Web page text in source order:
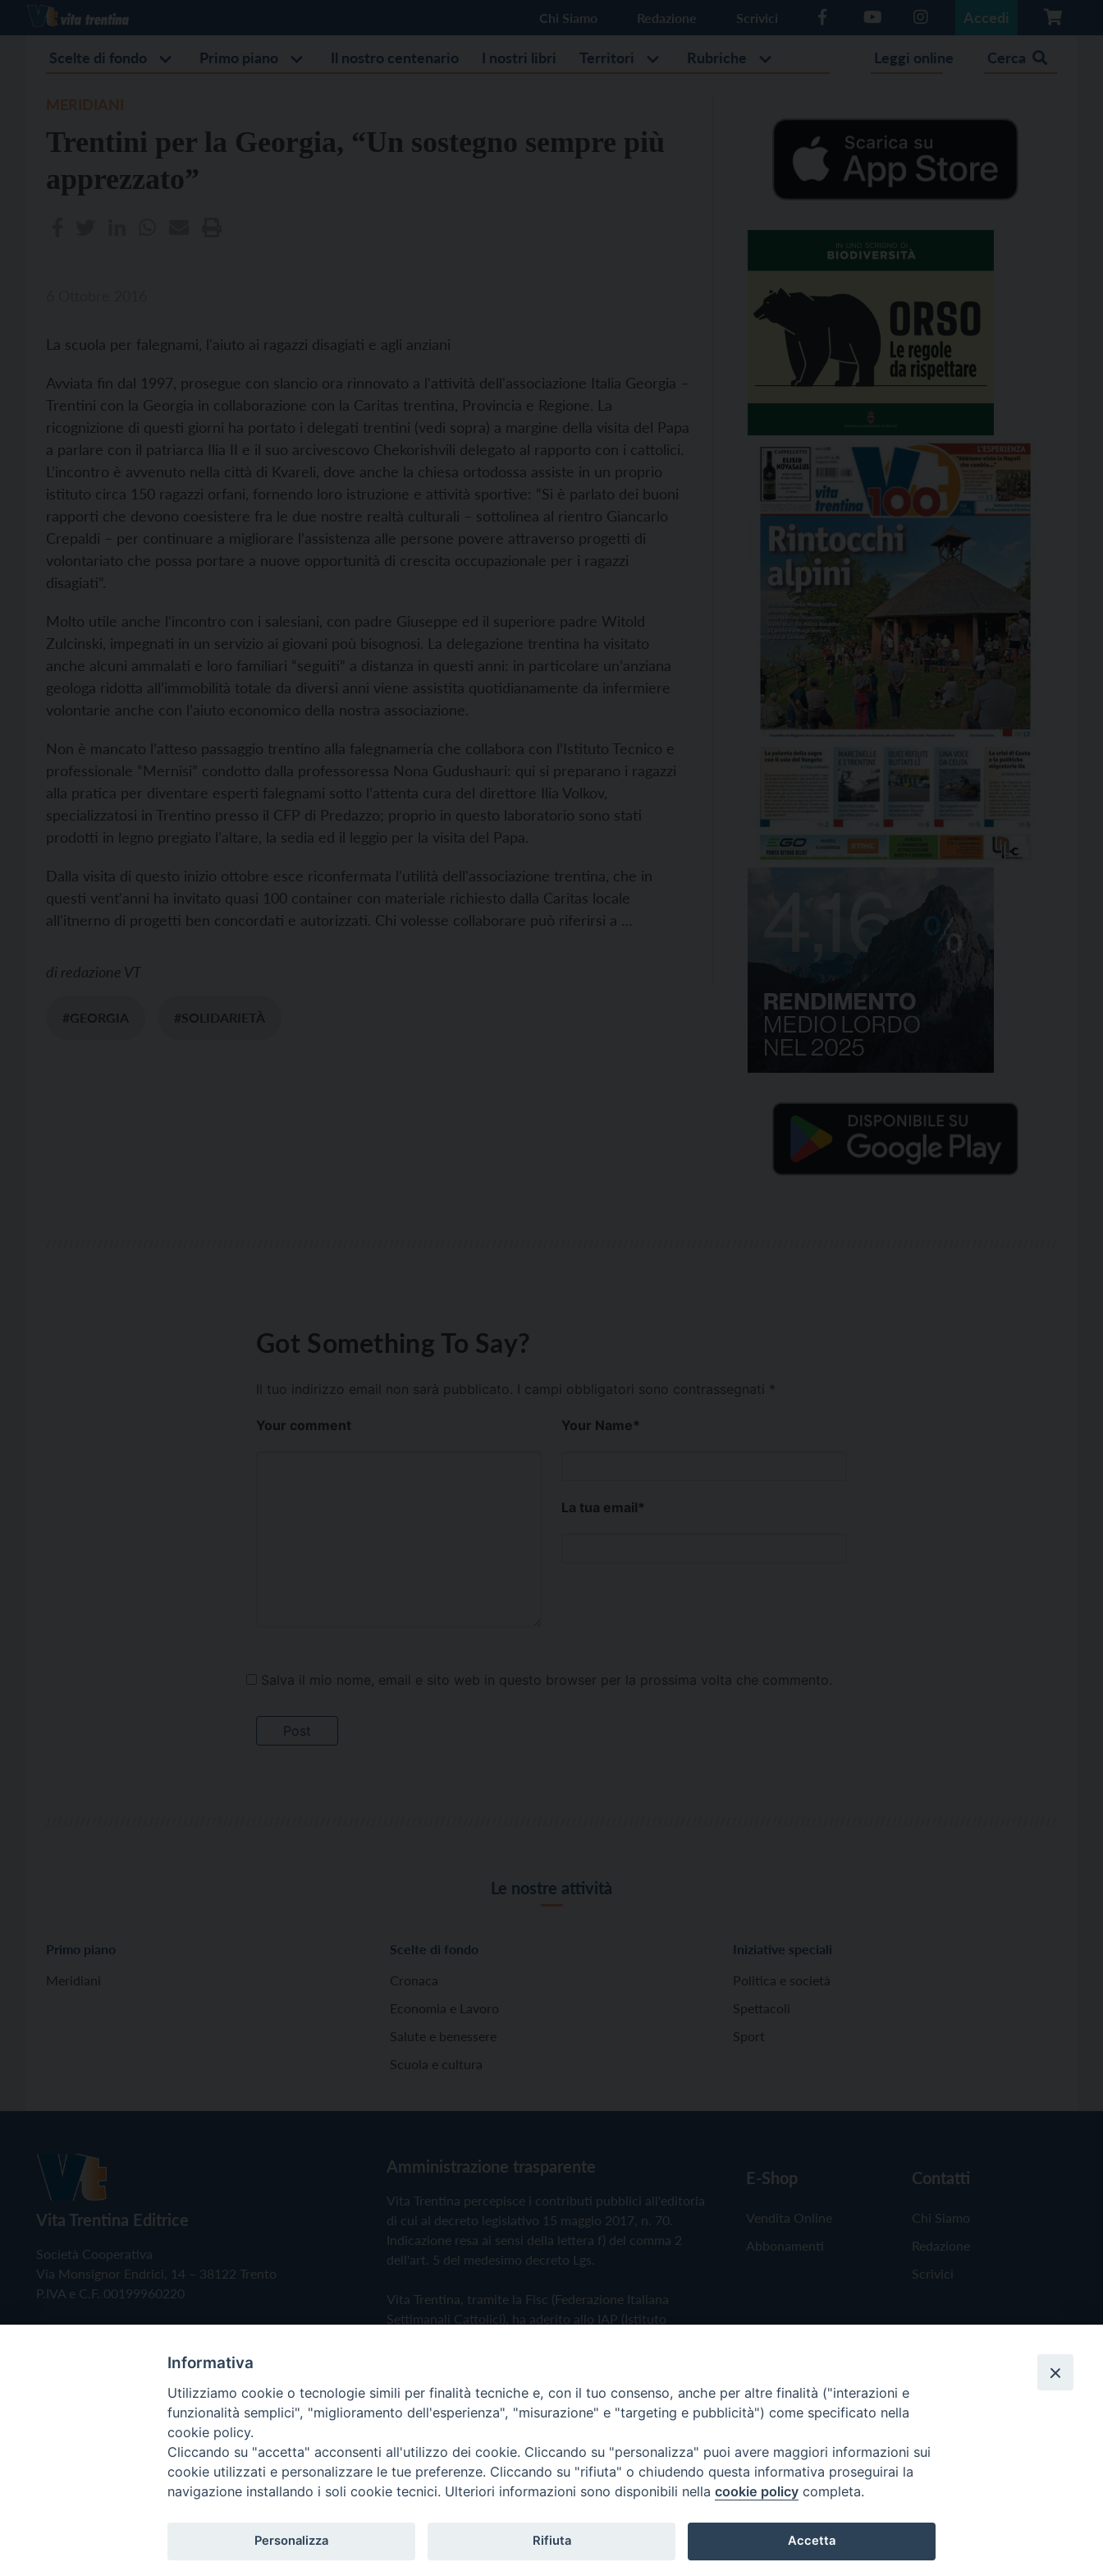
Chi Siamo Redazione Scrivici Accedi
Scelte di fondo Primo piano Il nostro centenario I nostri libri Territori Rubriche Leggi online Cerca
Trentini per la Georgia, “Un sostegno sempre più
apprezzato”
La scuola per falegnami, l'aiuto ai ragazzi disagiati e agli anziani
Avviata fin dal 1997, prosegue con slancio ora rinnovato a l'attività dell'associazione Italia Georgia –
Trentini con la Georgia in collaborazione con la Caritas trentina, Provincia e Regione. La
ricognizione di questi giorni ha portato i delegati trentini (vedi sopra) a margine della visita del Papa
a parlare con il patriarca Ilia II e il suo arcivescovo Chekorishvili delegato al rapporto con i cattolici.
L’incontro è avvenuto nella città di Kvareli, dove anche la chiesa ortodossa assiste in un proprio
istituto circa 150 ragazzi orfani, fornendo loro istruzione e attività sportive: “Si è parlato dei buoni
rapporti che devono coesistere fra le due nostre realtà culturali – sottolinea al rientro Giancarlo
Crepaldi – per continuare a migliorare l’assistenza alle persone povere attraverso progetti di
volontariato che possa portare a nuove opportunità di crescita occupazionale per i ragazzi
disagiati”.
Molto utile anche l'incontro con i salesiani, con padre Giuseppe ed il superiore padre Witold
Zulcinski, impegnati in un servizio ai giovani poù bisognosi. La delegazione trentina ha visitato
anche alcuni ammalati e loro familiari “seguiti” a distanza in questi anni: in particolare un’anziana
geologa ridotta all’immobilità totale da diversi anni viene assistita quotidianamente da infermiere
volontarie anche con l’aiuto economico della nostra associazione.
Non è mancato l’atteso passaggio trentino alla falegnameria che collabora con l’Istituto Tecnico e
professionale “Mernisi” condotto dalla professoressa Nona Gudushauri: qui si preparano i ragazzi
alla pratica per diventare esperti falegnami sotto l’attenta cura del direttore Ilia Volkov,
specializzatosi in Trentino presso il CFP di Predazzo; proprio in questo laboratorio sono stati
prodotti in legno pregiato l’altare, la sedia ed il leggio per la visita del Papa.
Dalla visita di questo inizio ottobre esce riconfermata l'utilità dell'associazione trentina, che in
questi vent'anni ha invitato quasi 100 container con materiale richiesto dalla Caritas locale
all'itnerno di progetti ben concordati e autorizzati. Chi volesse collaborare può riferirsi a …
di redazione VT
#GEORGIA #SOLIDARIETÀ
Got Something To Say?
Il tuo indirizzo email non sarà pubblicato. I campi obbligatori sono contrassegnati *
Your comment Your Name*
La tua email*
Salva il mio nome, email e sito web in questo browser per la prossima volta che commento.
Le nostre attività
Primo piano
Meridiani
Scelte di fondo
Cronaca
Economia e Lavoro
Salute e benessere
Scuola e cultura
Iniziative speciali
Politica e società
Spettacoli
Sport
Vita Trentina Editrice
Società Cooperativa
Via Monsignor Endrici, 14 – 38122 Trento
P.IVA e C.F. 00199960220
Amministrazione trasparente
Vita Trentina percepisce i contributi pubblici all'editoria
di cui al decreto legislativo 15 maggio 2017, n. 70.
Indicazione resa ai sensi della lettera f) del comma 2
dell'art. 5 del medesimo decreto Lgs.
Vita Trentina, tramite la Fisc (Federazione Italiana
Settimanali Cattolici), ha aderito allo IAP (Istituto
Privacy Policy Cookie Policy
E-Shop
Vendita Online
Abbonamenti
Contatti
Chi Siamo
Redazione
Scrivici
Copyright © 2019 - Tutti i diritti riservati - Vita Trentina Editrice
Informativa
Utilizziamo cookie o tecnologie simili per finalità tecniche e, con il tuo consenso, anche per altre finalità ("interazioni e
funzionalità semplici", "miglioramento dell'esperienza", "misurazione" e "targeting e pubblicità") come specificato nella
cookie policy.
Cliccando su "accetta" acconsenti all'utilizzo dei cookie. Cliccando su "personalizza" puoi avere maggiori informazioni sui
cookie utilizzati e personalizzare le tue preferenze. Cliccando su "rifiuta" o chiudendo questa informativa proseguirai la
navigazione installando i soli cookie tecnici. Ulteriori informazioni sono disponibili nella cookie policy completa.
Personalizza Rifiuta Accetta